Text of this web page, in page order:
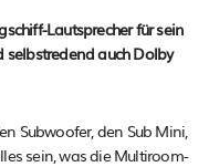
Lautsprecher für sein
auch Dolby
Subwoofer, den Sub Mini,
sein, was die Multiroom-